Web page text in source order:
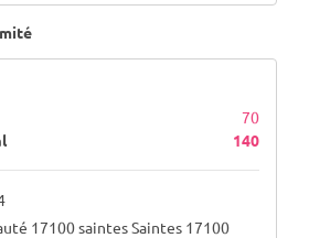
70
140
17100 saintes Saintes 17100